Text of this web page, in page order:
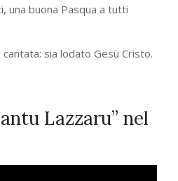
una buona Pasqua a tutti
cantata: sia lodato Gesù Cristo.
Lazzaru” nel